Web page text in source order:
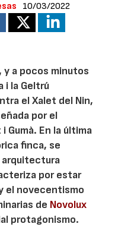
10/03/2022
y a pocos minutos
i la Geltrú
el Xalet del Nin,
por el
Gumà. En la última
finca, se
arquitectura
por estar
el novecentismo
de Novolux
protagonismo.